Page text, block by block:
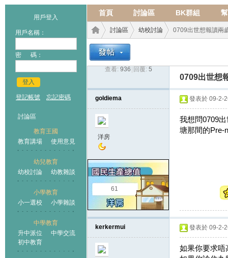
用戶登入
用戶名稱：
密 碼：
登入
登記帳號 忘記密碼
討論區
教育王國
教育講場
使用意見
幼兒教育
幼校討論
幼教雜談
小學教育
小一選校
小學雜談
中學教育
升中派位
中學交流
初中教育
首頁 討論區 BK群組
王國
討論區
›
幼校討論 0709出世想報讀兩
查看: 936 回覆: 5
0709出世想
goldiema
洋房
61
發表於 09-2-
我想問0709
塘那間的Pre-
kerkermui 發表於 09-2-
如果你要求唔